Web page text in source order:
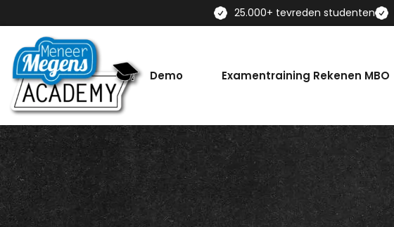
25.000+ tevreden studenten
Demo Examentraining Rekenen MBO